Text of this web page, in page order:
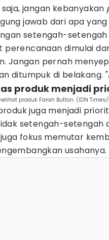
saja, jangan kebanyakan
jawab dari apa
setengah-
perencanaan dimulai
Jangan pernah
ditumpuk di belakang.
produk menjadi
produk Farah Button. (IDN
juga menjadi
setengah-setengah
juga fokus memutar
usahanya.